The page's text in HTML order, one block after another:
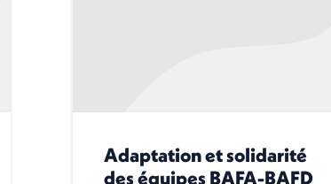
Adaptation et solidarité
des équipes BAFA-BAFD